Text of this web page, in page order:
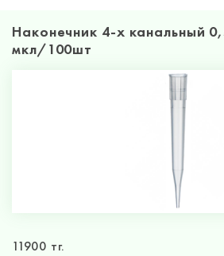
Наконечник 4-х канальный
мкл/100шт
11900 тг.